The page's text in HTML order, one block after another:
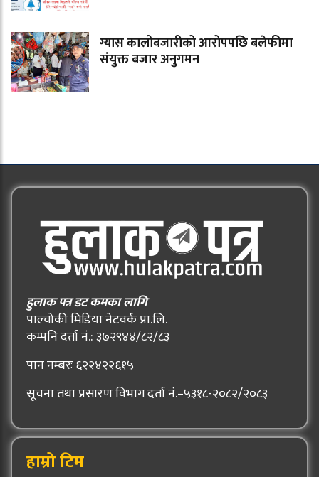
ग्यास कालोबजारीको आरोपपछि बलेफीमा
संयुक्त बजार अनुगमन
हुलाक पत्र डट कमका लागि
पाल्चोकी मिडिया नेटवर्क प्रा.लि.
कम्पनि दर्ता नं.: ३७२९४४/८२/८३
पान नम्बरः ६२२४२२६१५
सूचना तथा प्रसारण विभाग दर्ता नं.–५३१८-२०८२/२०८३
हाम्रो टिम